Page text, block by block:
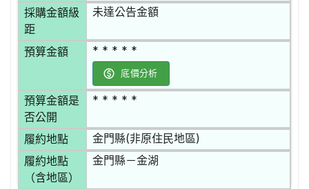
採購金額級
距
未達公告金額
預算金額 * * * * *
底價分析
預算金額是
否公開
* * * * *
履約地點 金門縣(非原住民地區)
履約地點
（含地區）
金門縣－金湖